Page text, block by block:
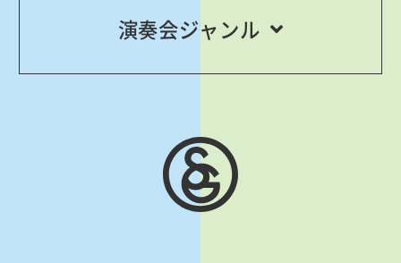
演奏会ジャンル